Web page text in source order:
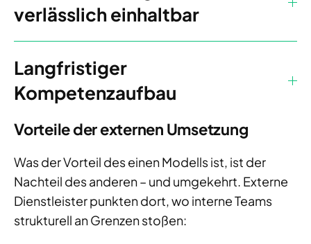
verlässlich einhaltbar
Langfristiger
Kompetenzaufbau
Vorteile der externen Umsetzung
Was der Vorteil des einen Modells ist, ist der
Nachteil des anderen – und umgekehrt. Externe
Dienstleister punkten dort, wo interne Teams
strukturell an Grenzen stoßen: